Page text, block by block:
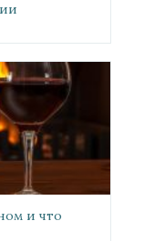
и что